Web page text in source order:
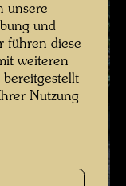
unsere
und
führen diese
weiteren
Nutzung